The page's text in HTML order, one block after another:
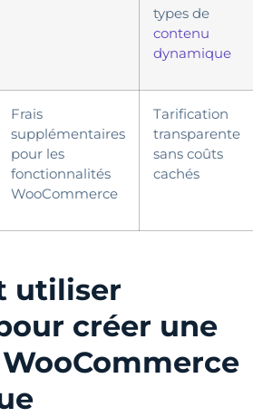
types de
contenu
dynamique
Frais
supplémentaires
pour les
fonctionnalités
WooCommerce
Tarification
transparente
sans coûts
cachés
utiliser
créer une